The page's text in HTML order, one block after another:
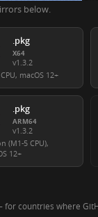
below.
.pkg
X64
v1.3.2
macOS 12+
.pkg
ARM64
v1.3.2
(M1-5 CPU),
12+
countries where